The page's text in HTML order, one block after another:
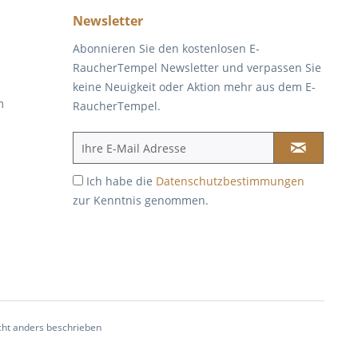
Newsletter
Abonnieren Sie den kostenlosen E-
RaucherTempel Newsletter und verpassen Sie
keine Neuigkeit oder Aktion mehr aus dem E-
RaucherTempel.
Ich habe die Datenschutzbestimmungen
zur Kenntnis genommen.
anders beschrieben